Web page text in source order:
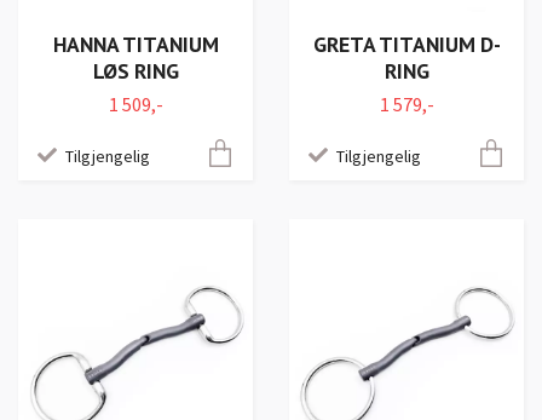
HANNA TITANIUM
LØS RING
1 509,-
Tilgjengelig
GRETA TITANIUM D-
RING
1 579,-
Tilgjengelig